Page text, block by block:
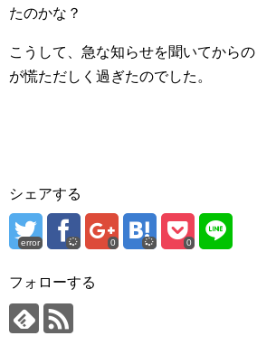
たのかな？
こうして、急な知らせを聞いてからの
が慌ただしく過ぎたのでした。
シェアする
error 0 0
フォローする